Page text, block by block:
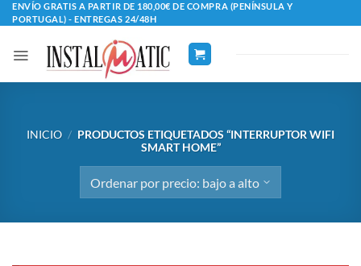
Saltar
al
contenido
ENVÍO GRATIS A PARTIR DE 180,00€ DE COMPRA (PENÍNSULA Y
PORTUGAL) - ENTREGAS 24/48H
INICIO / PRODUCTOS ETIQUETADOS “INTERRUPTOR WIFI
SMART HOME”